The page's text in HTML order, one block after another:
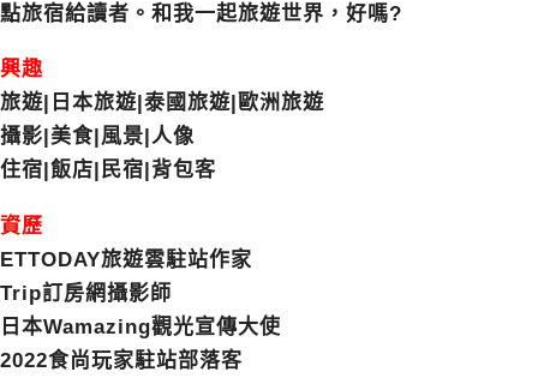
點旅宿給讀者。和我一起旅遊世界，好嗎?
興趣
旅遊|日本旅遊|泰國旅遊|歐洲旅遊
攝影|美食|風景|人像
住宿|飯店|民宿|背包客
資歷
ETTODAY旅遊雲駐站作家
Trip訂房網攝影師
日本Wamazing觀光宣傳大使
2022食尚玩家駐站部落客